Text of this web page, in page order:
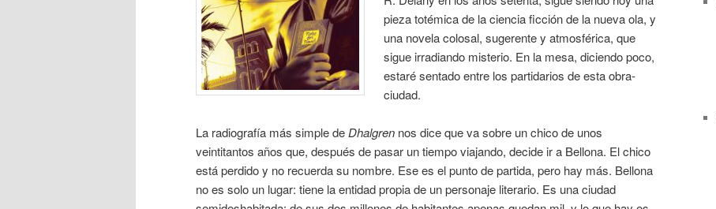
pieza totémica de la ciencia ficción de la nueva ola, y
una novela colosal, sugerente y atmosférica, que
sigue irradiando misterio. En la mesa, diciendo poco,
estaré sentado entre los partidarios de esta obra-
ciudad.
La radiografía más simple deDhalgren nos dice que va sobre un chico de unos
veintitantos años que, después de pasar un tiempo viajando, decide ir a Bellona. El chico
está perdido y no recuerda su nombre. Ese es el punto de partida, pero hay más. Bellona
no es solo un lugar: tiene la entidad propia de un personaje literario. Es una ciudad